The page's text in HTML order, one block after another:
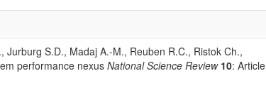
Jurburg S.D., Madaj A.-M., Reuben R.C., Ristok Ch.,
performance nexus National Science Review 10: Article